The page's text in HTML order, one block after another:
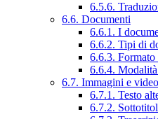
6.5.6.
6.6. Documenti
6.6.1. I
6.6.2. Tipi di
6.6.3.
6.6.4.
6.7. Immagini e video
6.7.1. Testo
6.7.2.